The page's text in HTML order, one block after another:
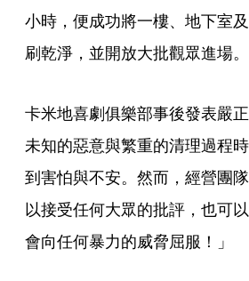
小時，便成功將一樓、地下室
刷乾淨，並開放大批觀眾進場。
卡米地喜劇俱樂部事後發表嚴
未知的惡意與繁重的清理過程
到害怕與不安。然而，經營團
以接受任何大眾的批評，也可
會向任何暴力的威脅屈服！」